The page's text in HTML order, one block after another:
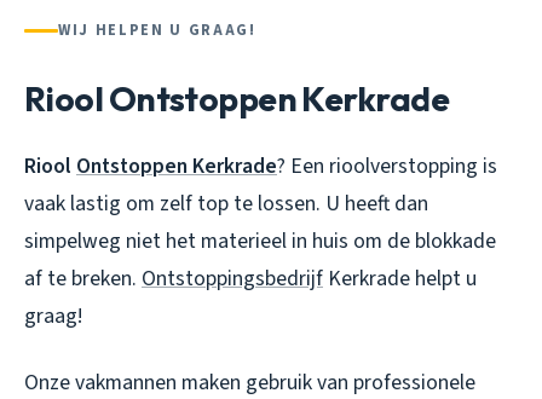
WIJ HELPEN U GRAAG!
Riool Ontstoppen Kerkrade
Riool Ontstoppen Kerkrade? Een rioolverstopping is
vaak lastig om zelf top te lossen. U heeft dan
simpelweg niet het materieel in huis om de blokkade
af te breken. Ontstoppingsbedrijf Kerkrade helpt u
graag!
Onze vakmannen maken gebruik van professionele